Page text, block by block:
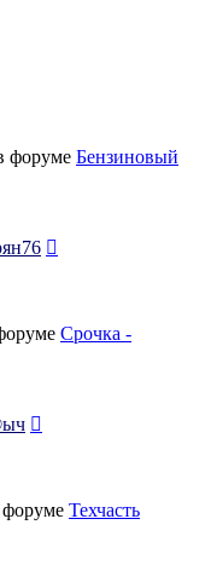
форуме Бензиновый
Срочка -
Техчасть